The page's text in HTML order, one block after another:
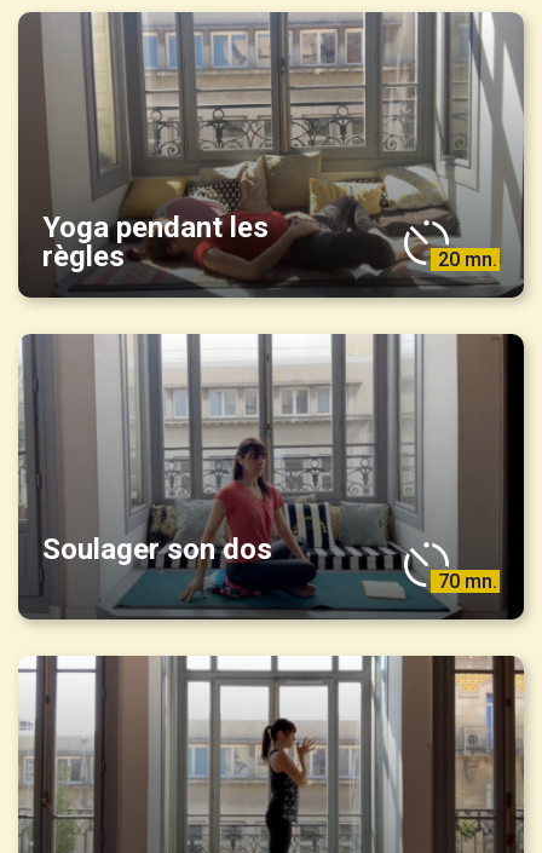
Yoga pendant les
règles
20 mn.
Soulager son dos
70 mn.